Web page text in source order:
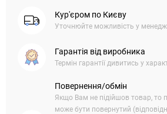
Кур'єром по Києву
Уточнюйте можливість у
Гарантія від виробника
Термін гарантії дивитись у
Повернення/обмін
Якщо Вам не підійшов товар, то
може бути повернутий